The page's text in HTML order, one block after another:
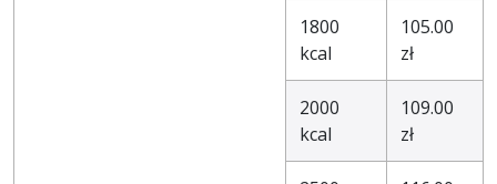
1800
kcal
105.00
zł
2000
kcal
109.00
zł